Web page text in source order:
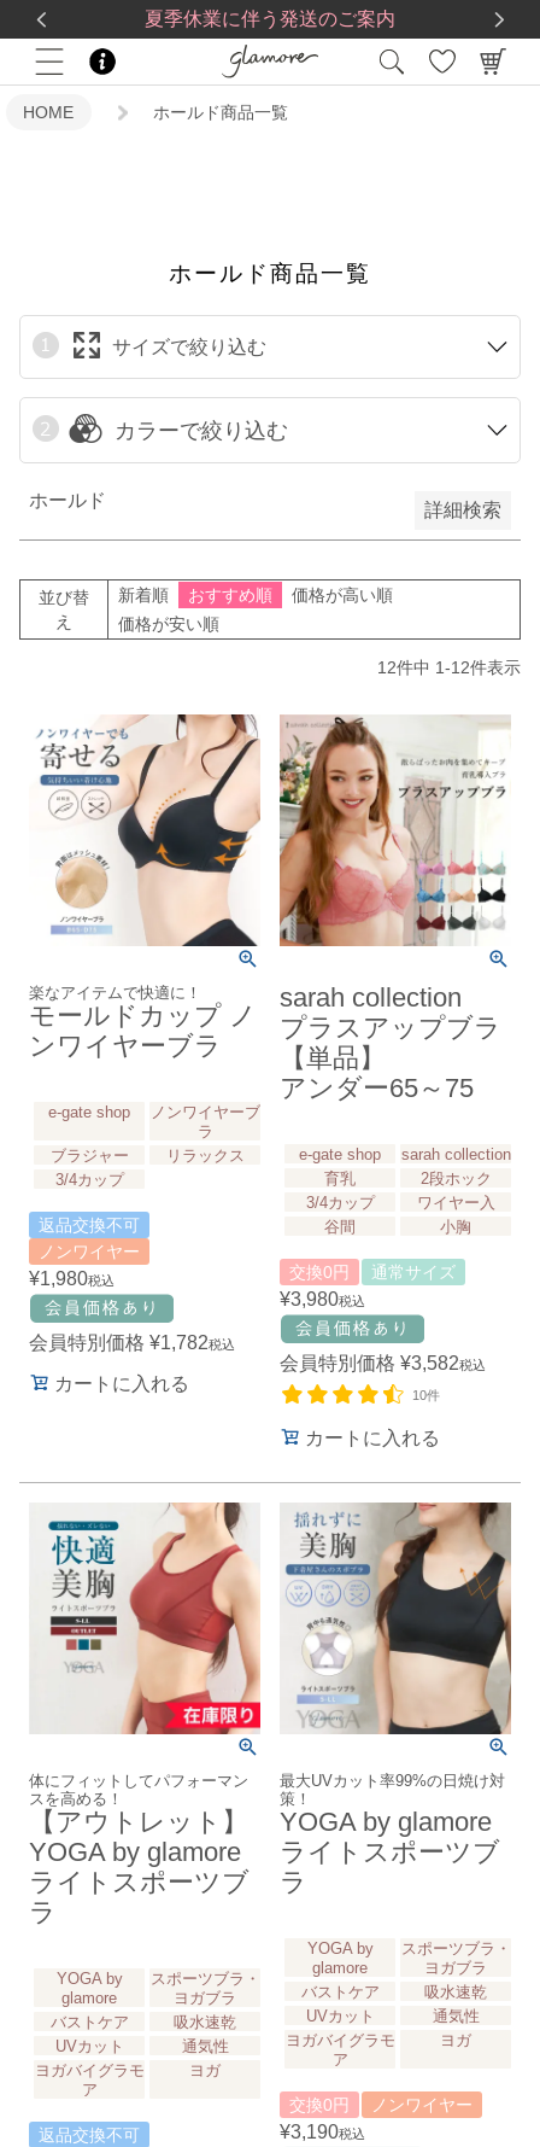
夏季休業に伴う発送のご案内
送料一律560円5,500円(税込)以上で送料無料
HOME ホールド商品一覧
ホールド商品一覧
サイズで絞り込む
カラーで絞り込む
ホールド 詳細検索
限定
再入荷
在庫なし商品を表示しない
予約商品 予約商品のみを表示
検索
並び替
え
新着順 おすすめ順
価格が高い順
価格が安い順
12件中 1-12件表示
楽なアイテムで快適に！
モールドカップ ノ
ンワイヤーブラ
e-gate shop
ノンワイヤーブ
ラ
ブラジャー
リラックス
3/4カップ
返品交換不可
ノンワイヤー
¥1,980税込
会員特別価格 ¥1,782税込
カートに入れる
sarah collection
プラスアップブラ
【単品】
アンダー65～75
e-gate shop
sarah collection
育乳
2段ホック
3/4カップ
ワイヤー入
谷間
小胸
交換0円 通常サイズ
¥3,980税込
会員特別価格 ¥3,582税込
10件
カートに入れる
体にフィットしてパフォーマン
スを高める！
【アウトレット】
YOGA by glamore
ライトスポーツブ
ラ
YOGA by
glamore
スポーツブラ・
ヨガブラ
バストケア
吸水速乾
UVカット
通気性
ヨガバイグラモ
ア
ヨガ
返品交換不可
最大UVカット率99%の日焼け対
策！
YOGA by glamore
ライトスポーツブ
ラ
YOGA by
glamore
スポーツブラ・
ヨガブラ
バストケア
吸水速乾
UVカット
通気性
ヨガバイグラモ
ア
ヨガ
交換0円 ノンワイヤー
¥3,190税込